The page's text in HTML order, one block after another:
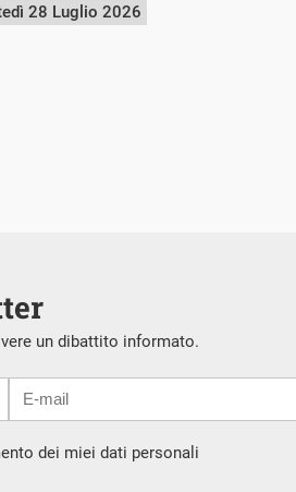
28 Luglio 2026
un dibattito informato.
dei miei dati personali